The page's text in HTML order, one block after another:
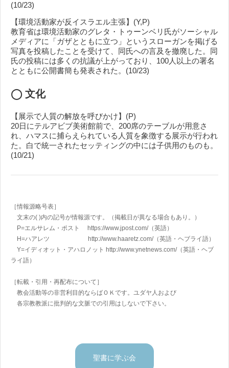
(10/23)
【環境活動家が反イスラエル主張】(Y,P)
教育省は環境活動家のグレタ・トゥーンベリ氏がソーシャル
メディアに「ガザとともに立つ」というスローガンを掲げる
写真を投稿したことを受けて、同氏への言及を撤廃した。同
氏の投稿には多くの抗議が上がっており、100人以上の署名
とともに公開書簡も発表された。(10/23)
◯ 文化
【展示で人質の解放を呼びかけ】(P)
20日にテルアビブ美術館前で、200席のテーブルが用意さ
れ、ハマスに捕らえられている人質を象徴する展示が行われ
た。白で統一されたセッティングの中には子供用のものも。
(10/21)
［情報源略号表］
文末の( )内の記号が情報源です。（掲載日が異なる場合もあり。）
P=エルサレム・ポスト https://www.jpost.com/（英語）
H=ハアレツ http://www.haaretz.com/（英語・ヘブライ語）
Y=イディオット・アハロノット http://www.ynetnews.com/（英語・ヘブ
ライ語）
［転載・引用・再配布について］
教会活動等の非営利目的ならばＯＫです。ユダヤ人および
各宗教教派に批判的な文脈での引用はしないで下さい。
聖書に学ぶ会